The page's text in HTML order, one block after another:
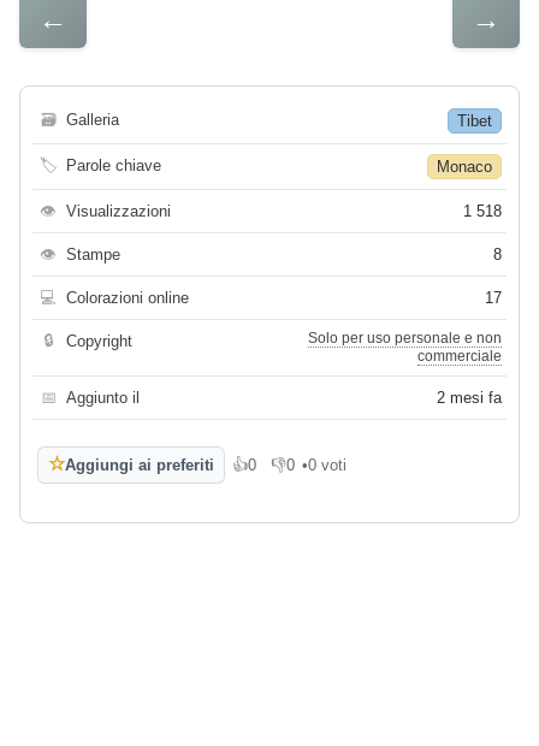
← →
🗃 Galleria Tibet
🏷 Parole chiave Monaco
👁 Visualizzazioni 1 518
👁 Stampe 8
💻 Colorazioni online 17
🔒 Copyright
Solo per uso personale e non
commerciale
📅 Aggiunto il 2 mesi fa
☆Aggiungi ai preferiti 👍0
Mi piace
👎0
Non mi piace
•0 voti